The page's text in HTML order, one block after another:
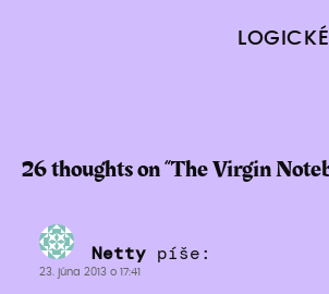
26 thoughts on “The Virgin
Netty píše:
23. júna 2013 o 17:41